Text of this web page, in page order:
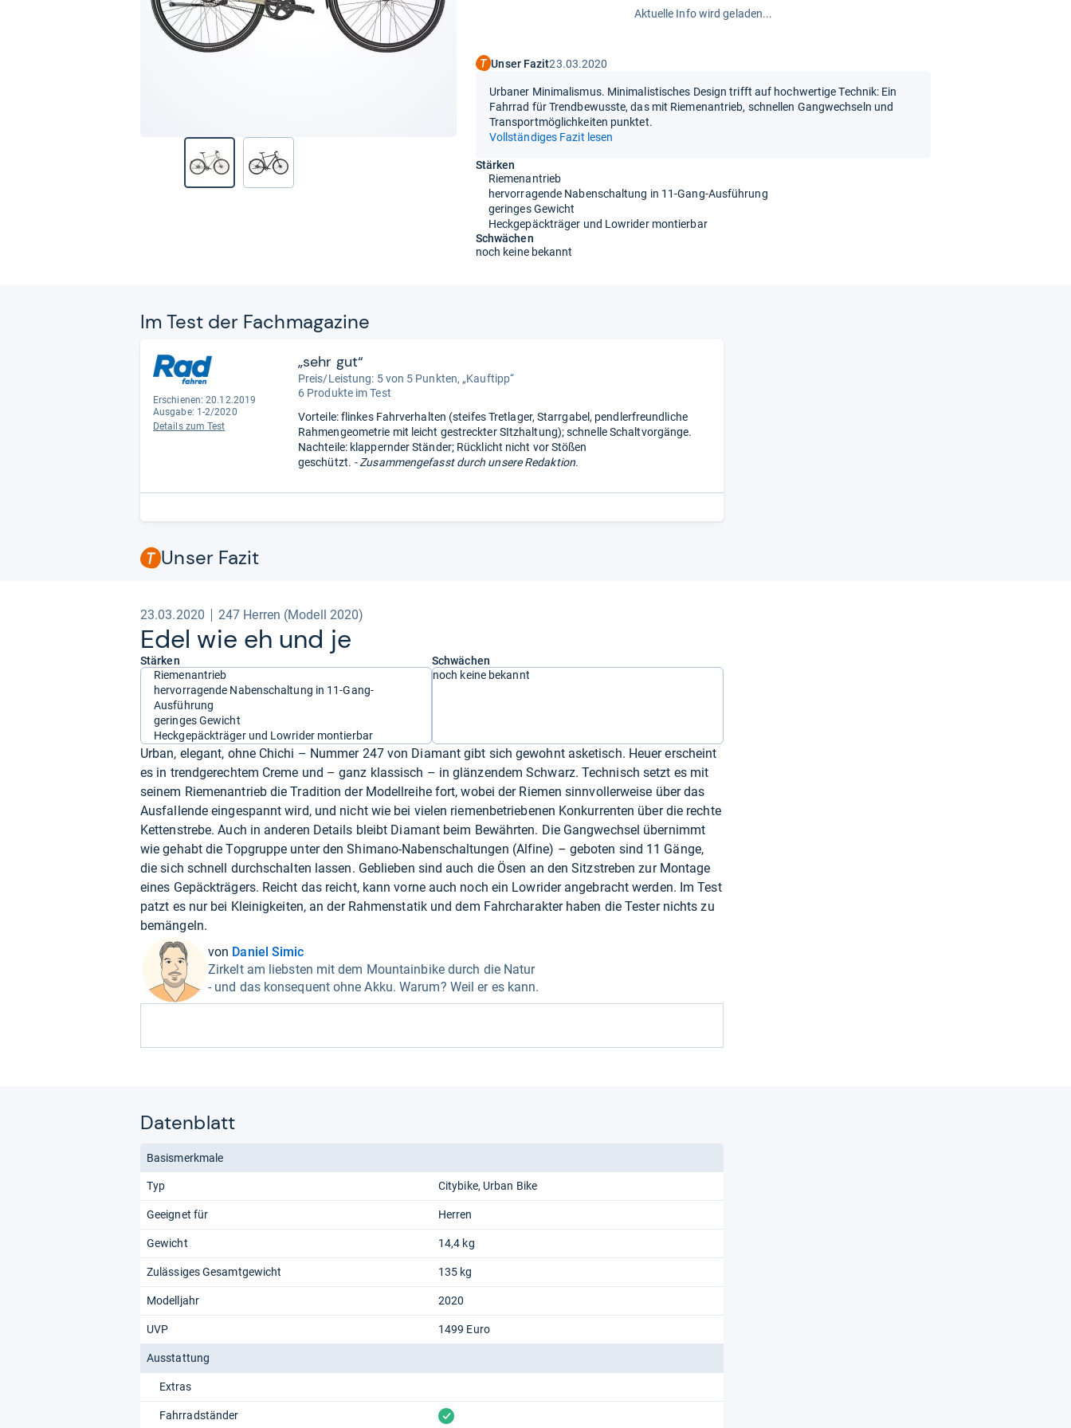
Aktuelle Info wird geladen...
Unser Fazit23.03.2020
Urbaner Minimalismus. Minimalistisches Design trifft auf hochwertige Technik: Ein
Fahrrad für Trendbewusste, das mit Riemenantrieb, schnellen Gangwechseln und
Transportmöglichkeiten punktet.
Vollständiges Fazit lesen
Stärken
Riemenantrieb
hervorragende Nabenschaltung in 11-Gang-Ausführung
geringes Gewicht
Heckgepäckträger und Lowrider montierbar
Schwächen
noch keine bekannt
Im Test der Fach­ma­ga­zine
Erschienen: 20.12.2019
Ausgabe: 1-2/2020
Details zum Test
„sehr gut“
Preis/Leistung: 5 von 5 Punkten, „Kauftipp“
6 Produkte im Test
Vorteile: flinkes Fahrverhalten (steifes Tretlager, Starrgabel, pendlerfreundliche
Rahmengeometrie mit leicht gestreckter SItzhaltung); schnelle Schaltvorgänge.
Nachteile: klappernder Ständer; Rücklicht nicht vor Stößen
geschützt. - Zusammengefasst durch unsere Redaktion.
Unser Fazit
23.03.2020 247 Herren (Modell 2020)
Edel wie eh und je
Stärken
Riemenantrieb
hervorragende Nabenschaltung in 11-Gang-
Ausführung
geringes Gewicht
Heckgepäckträger und Lowrider montierbar
Schwächen
noch keine bekannt
Urban, elegant, ohne Chichi – Nummer 247 von Diamant gibt sich gewohnt asketisch. Heuer erscheint
es in trendgerechtem Creme und – ganz klassisch – in glänzendem Schwarz. Technisch setzt es mit
seinem Riemenantrieb die Tradition der Modellreihe fort, wobei der Riemen sinnvollerweise über das
Ausfallende eingespannt wird, und nicht wie bei vielen riemenbetriebenen Konkurrenten über die rechte
Kettenstrebe. Auch in anderen Details bleibt Diamant beim Bewährten. Die Gangwechsel übernimmt
wie gehabt die Topgruppe unter den Shimano-Nabenschaltungen (Alfine) – geboten sind 11 Gänge,
die sich schnell durchschalten lassen. Geblieben sind auch die Ösen an den Sitzstreben zur Montage
eines Gepäckträgers. Reicht das reicht, kann vorne auch noch ein Lowrider angebracht werden. Im Test
patzt es nur bei Kleinigkeiten, an der Rahmenstatik und dem Fahrcharakter haben die Tester nichts zu
bemängeln.
von Daniel Simic
Zirkelt am liebsten mit dem Mountainbike durch die Natur
- und das konsequent ohne Akku. Warum? Weil er es kann.
Datenblatt
Basismerkmale
Typ Citybike Urban Bike
Geeignet für Herren
Gewicht 14,4 kg
Zulässiges Gesamtgewicht 135 kg
Modelljahr 2020
UVP 1499 Euro
Ausstattung
Extras
Fahrradständer vorhanden